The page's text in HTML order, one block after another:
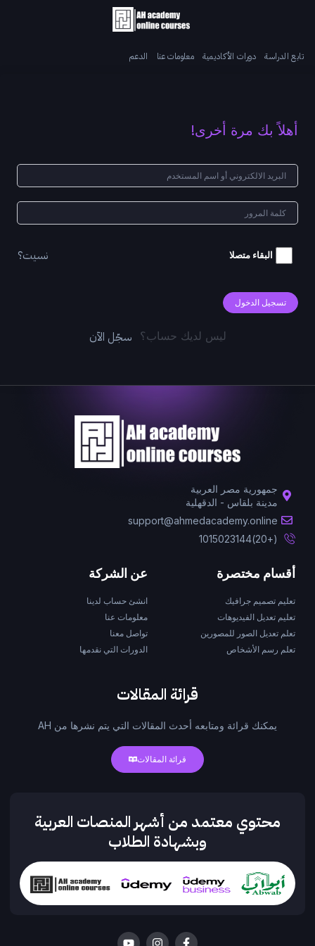
تابع الدراسة دورات الأكاديمية معلومات عنا الدعم
أهلاً بك مرة أخرى!
البقاء متصلا نسيت؟
تسجيل الدخول
ليس لديك حساب؟ سجّل الآن
جمهورية مصر العربية
مدينة بلقاس - الدقهلية
support@ahmedacademy.online
(+20)1015023144
أقسام مختصرة
تعليم تصميم جرافيك
تعليم تعديل الفيديوهات
تعلم تعديل الصور للمصورين
تعلم رسم الأشخاص
عن الشركة
انشئ حساب لدينا
معلومات عنا
تواصل معنا
الدورات التي نقدمها
قرائة المقالات
يمكنك قرائة ومتابعه أحدث المقالات التي يتم نشرها من AH
قرائة المقالات
محتوي معتمد من أشهر المنصات العربية
وبشهادة الطلاب